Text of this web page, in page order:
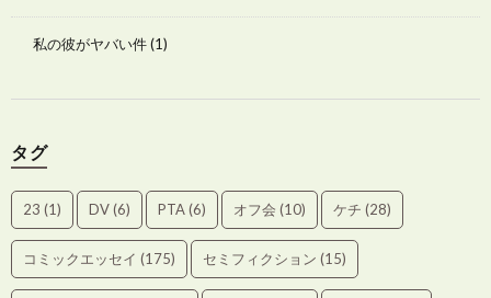
私の彼がヤバい件(1)
タグ
23 (1) DV(6) PTA(6) オフ会 (10) ケチ (28)
コミックエッセイ (175) セミフィクション (15)